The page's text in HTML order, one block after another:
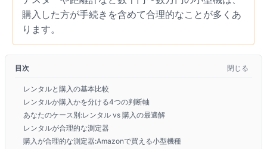
購入した方が手続きを含めて合理的なことが多くあ
ります。
目次 閉じる
レンタルと購入の基本比較
レンタルか購入かを分ける4つの判断軸
あなたのケース別:レンタル vs 購入の最適解
レンタルが合理的な測定器
購入が合理的な測定器:Amazonで買える小型機種